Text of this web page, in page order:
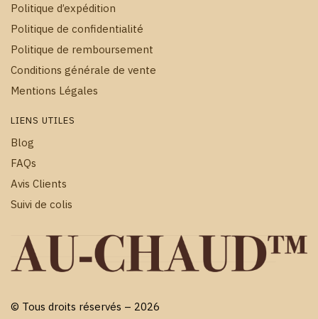
Politique d’expédition
Politique de confidentialité
Politique de remboursement
Conditions générale de vente
Mentions Légales
LIENS UTILES
Blog
FAQs
Avis Clients
Suivi de colis
© Tous droits réservés – 2026